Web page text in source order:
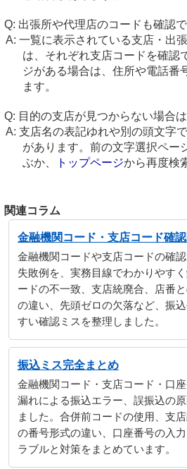
出張所や代理店のコードも確認
一覧に表示されている支店・出
は、それぞれ支店コードを確認
ジがある場合は、住所や電話番
ます。
目的の支店が見つからない場合
支店名の表記ゆれや別の頭文字
があります。前の文字選択ペー
ぶか、
トップページから再度検
関連コラム
金融機関コード・支店コード確
金融機関コードや支店コードの確
失敗例を、実務目線でわかりやす
ードの不一致、支店統廃合、店番
の違い、先頭ゼロの欠落など、振
すい確認ミスを整理しました。
振込ミス完全まとめ
金融機関コード・支店コード・口
漏れによる振込エラー、誤振込の
ました。合併前コードの使用、支
の番号形式の違い、口座番号の入
ラブルと対策をまとめています。